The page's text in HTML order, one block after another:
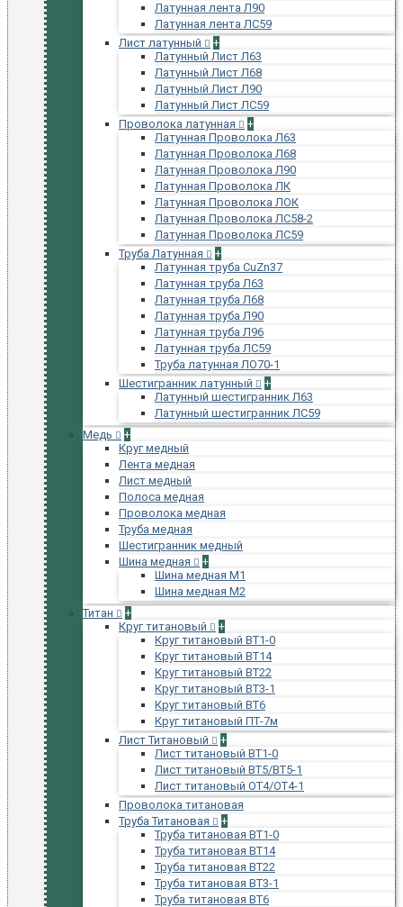
Латунная лента Л90
Латунная лента ЛС59
Лист латунный
+
Латунный Лист Л63
Латунный Лист Л68
Латунный Лист Л90
Латунный Лист ЛС59
Проволока латунная
+
Латунная Проволока Л63
Латунная Проволока Л68
Латунная Проволока Л90
Латунная Проволока ЛК
Латунная Проволока ЛОК
Латунная Проволока ЛС58-2
Латунная Проволока ЛС59
Труба Латунная
+
Латунная труба CuZn37
Латунная труба Л63
Латунная труба Л68
Латунная труба Л90
Латунная труба Л96
Латунная труба ЛС59
Труба латунная ЛО70-1
Шестигранник латунный
+
Латунный шестигранник Л63
Латунный шестигранник ЛС59
Медь
+
Круг медный
Лента медная
Лист медный
Полоса медная
Проволока медная
Труба медная
Шестигранник медный
Шина медная
+
Шина медная М1
Шина медная М2
Титан
+
Круг титановый
+
Круг титановый ВТ1-0
Круг титановый ВТ14
Круг титановый ВТ22
Круг титановый ВТ3-1
Круг титановый ВТ6
Круг титановый ПТ-7м
Лист Титановый
+
Лист титановый ВТ1-0
Лист титановый ВТ5/ВТ5-1
Лист титановый ОТ4/ОТ4-1
Проволока титановая
Труба Титановая
+
Труба титановая ВТ1-0
Труба титановая ВТ14
Труба титановая ВТ22
Труба титановая ВТ3-1
Труба титановая ВТ6